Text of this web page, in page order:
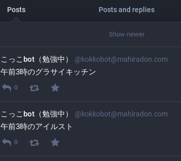
Posts Posts and replies
Show newer
こっこbot（勉強中） @kokkobot@mahiradon.com
午前3時のグラサイキッチン
0
こっこbot（勉強中） @kokkobot@mahiradon.com
午前3時のアイルスト
0